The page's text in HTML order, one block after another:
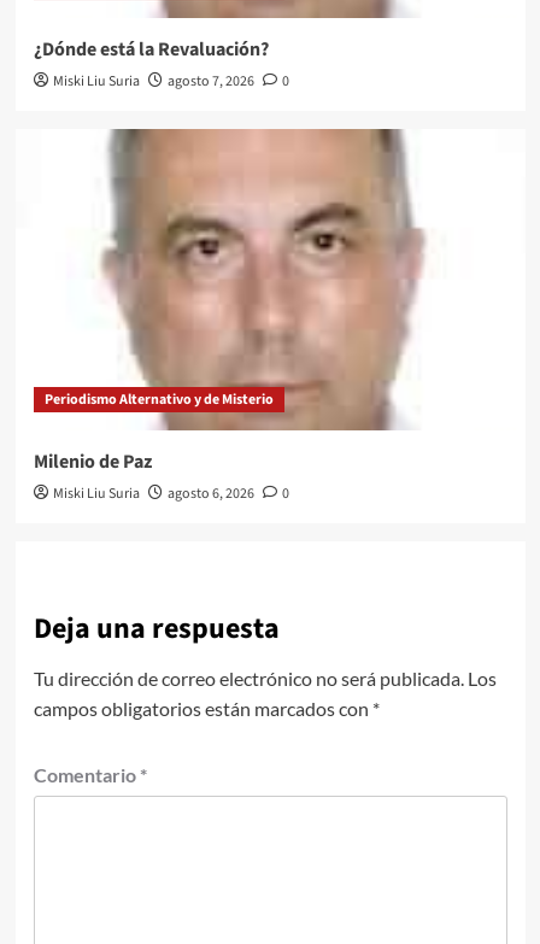
¿Dónde está la Revaluación?
Miski Liu Suria agosto 7, 2026 0
Periodismo Alternativo y de Misterio
Milenio de Paz
Miski Liu Suria agosto 6, 2026 0
Deja una respuesta
Tu dirección de correo electrónico no será publicada. Los
campos obligatorios están marcados con *
Comentario *